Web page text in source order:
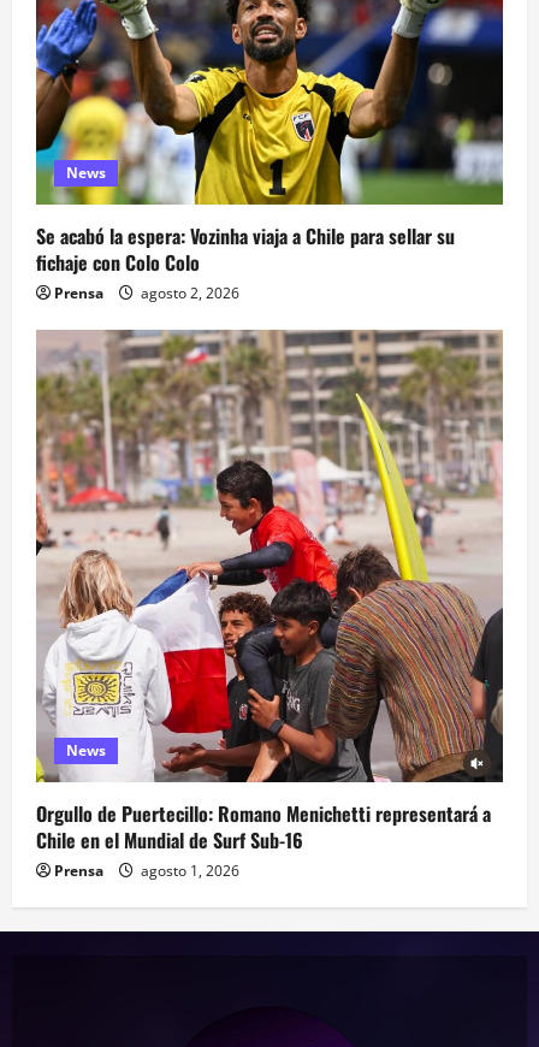
News
Se acabó la espera: Vozinha viaja a Chile para sellar su
fichaje con Colo Colo
Prensa agosto 2, 2026
News
Orgullo de Puertecillo: Romano Menichetti representará a
Chile en el Mundial de Surf Sub-16
Prensa agosto 1, 2026